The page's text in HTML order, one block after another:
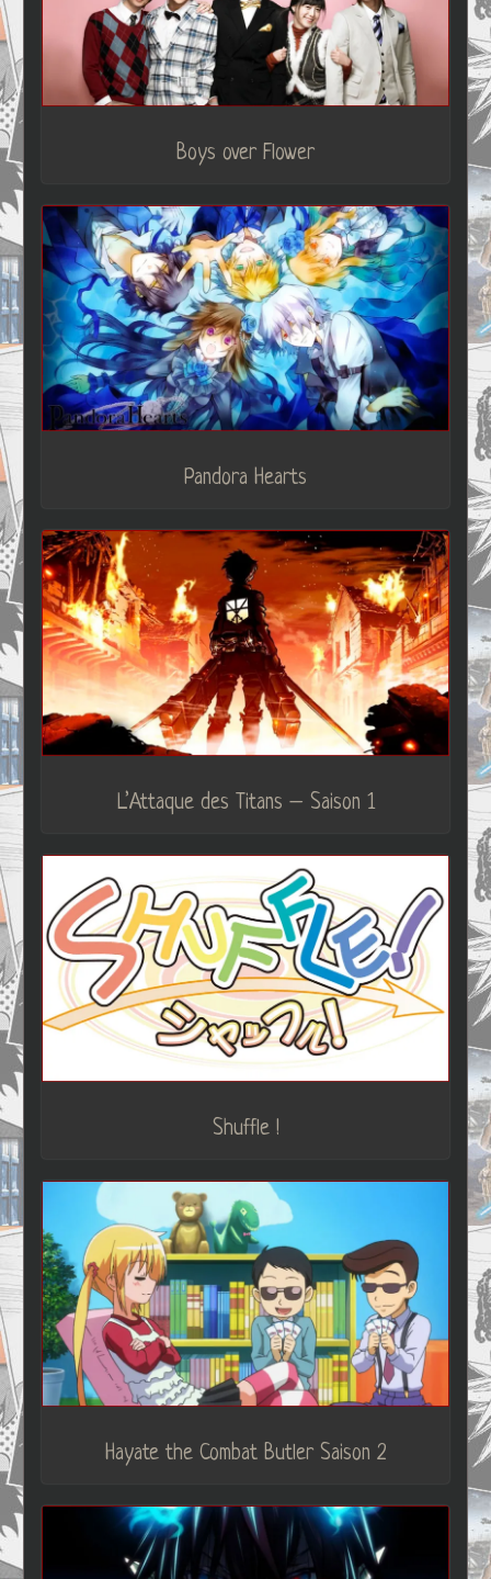
Boys over Flower
Pandora Hearts
L’Attaque des Titans – Saison 1
Shuffle !
Hayate the Combat Butler Saison 2